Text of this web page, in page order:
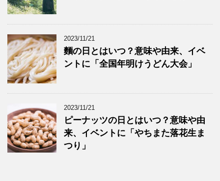
2023/11/21
麵の日とはいつ？意味や由来、イベ
ントに「全国年明けうどん大会」
2023/11/21
ピーナッツの日とはいつ？意味や由
来、イベントに「やちまた落花生ま
つり」